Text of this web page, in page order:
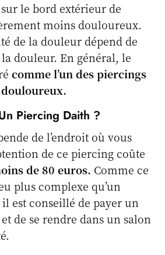
le bord extérieur de
moins douloureux.
de la douleur dépend de
douleur. En général, le
comme l’un des piercings
douloureux.
Piercing Daith ?
de l’endroit où vous
de ce piercing coûte
de 80 euros. Comme ce
plus complexe qu’un
est conseillé de payer un
de se rendre dans un salon